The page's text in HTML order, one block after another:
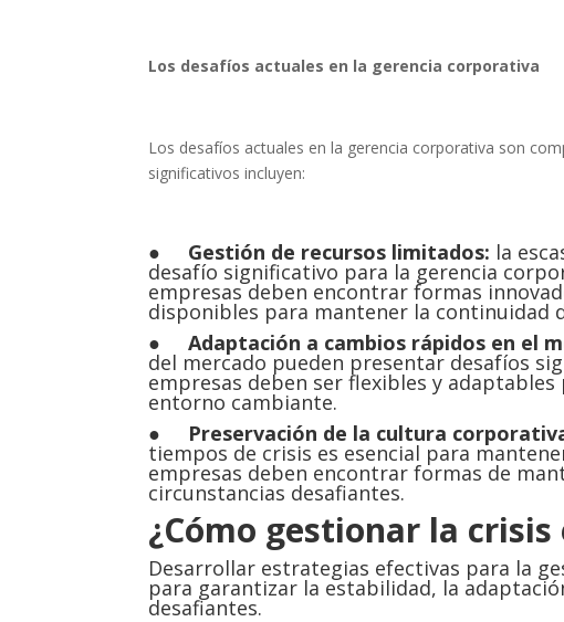
Los desafíos actuales en la gerencia corporativa
Los desafíos actuales en la gerencia corporativa son
significativos incluyen:
● Gestión de recursos limitados: la
desafío significativo para la gerencia
empresas deben encontrar formas
disponibles para mantener la continuidad
●Adaptación a cambios rápidos en el
del mercado pueden presentar desafíos
empresas deben ser flexibles y
entorno cambiante.
● Preservación de la cultura
tiempos de crisis es esencial para
empresas deben encontrar formas de
circunstancias desafiantes.
¿Cómo gestionar la crisis
Desarrollar estrategias efectivas para la
para garantizar la estabilidad, la
desafiantes.